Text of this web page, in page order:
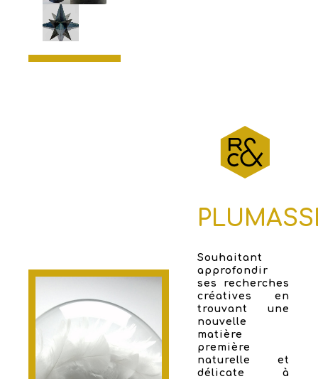
Souhaitant
approfondir
ses recherches
créatives en
trouvant une
nouvelle
matière
première
naturelle et
délicate à